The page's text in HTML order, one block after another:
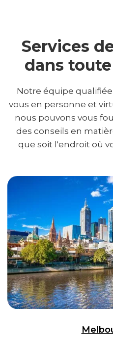
Services
dans
Notre équipe
vous en personne et
nous pouvons vous
des conseils en
que soit l'endroit où